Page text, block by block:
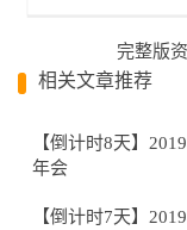
完整版
相关文章推荐
【倒计时8天】
年会
【倒计时7天】